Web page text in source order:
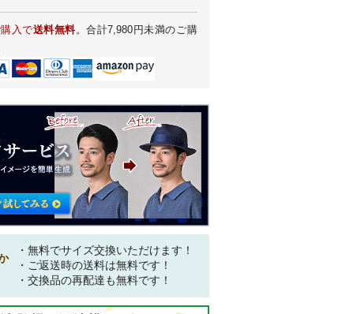
入で送料無料。合計7,980円未満のご購
・無料でサイズ交換いただけます！
・ご返送時の送料は無料です！
・交換品の再配達も無料です！